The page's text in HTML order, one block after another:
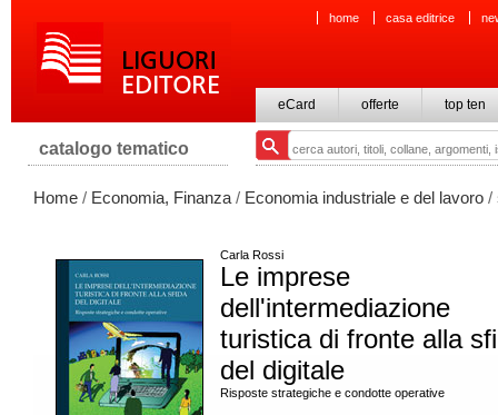
home casa editrice
eCard offerte top ten
catalogo tematico
Home / Economia, Finanza / Economia industriale e del lavoro /
Carla Rossi
Le imprese
dell'intermediazione
turistica di fronte alla
del digitale
Risposte strategiche e condotte operative